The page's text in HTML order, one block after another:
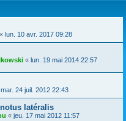
« lun. 10 avr. 2017 09:28
« lun. 19 mai 2014 22:57
mar. 24 juil. 2012 22:43
latéralis
« jeu. 17 mai 2012 11:57